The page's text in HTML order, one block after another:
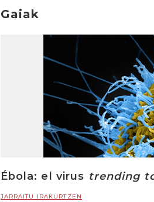
Gaiak
Ébola: el virus trending
JARRAITU IRAKURTZEN